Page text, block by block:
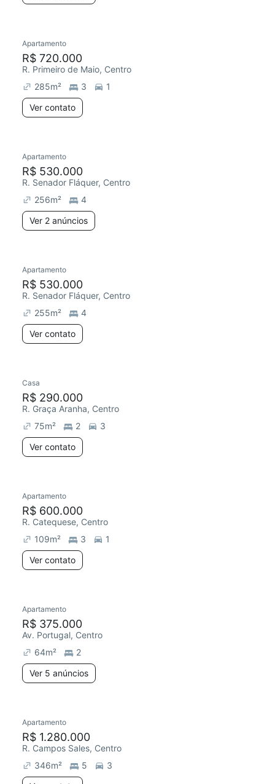
Redecorar
Apartamento
R$ 720.000
R. Primeiro de Maio, Centro
285m² 3
1
Ver contato
Redecorar
Apartamento
R$ 530.000
R. Senador Fláquer, Centro
256m²
4
Ver 2 anúncios
Redecorar
Apartamento
R$ 530.000
R. Senador Fláquer, Centro
255m²
4
Ver contato
Casa
R$ 290.000
R. Graça Aranha, Centro
75m² 2
3
Ver contato
Apartamento
R$ 600.000
R. Catequese, Centro
109m² 3
1
Ver contato
Apartamento
R$ 375.000
Av. Portugal, Centro
64m²
2
Ver 5 anúncios
Apartamento
R$ 1.280.000
R. Campos Sales, Centro
346m² 5
3